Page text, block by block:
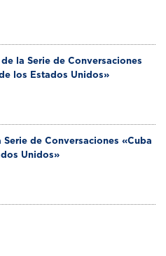
de la Serie de Conversaciones
los Estados Unidos»
de Conversaciones «Cuba
Unidos»